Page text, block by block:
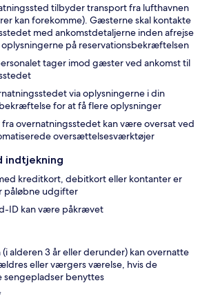
tilbyder transport fra lufthavnen
kan forekomme). Gæsterne skal kontakte
med ankomstdetaljerne inden afrejse
på reservationsbekræftelsen
tager imod gæster ved ankomst til
via oplysningerne i din
for at få flere oplysninger
overnatningsstedet kan være oversat ved
oversættelsesværktøjer
indtjekning
kreditkort, debitkort eller kontanter er
påløbne udgifter
ID kan være påkrævet
alderen 3 år eller derunder) kan overnatte
eller værgers værelse, hvis de
sengepladser benyttes